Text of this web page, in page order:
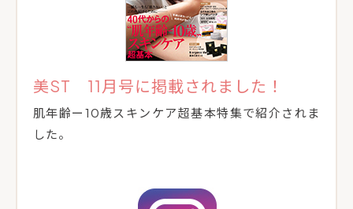
美ST 11月号に掲載されました！
肌年齢ー10歳スキンケア超基本特集で紹介されま
した。